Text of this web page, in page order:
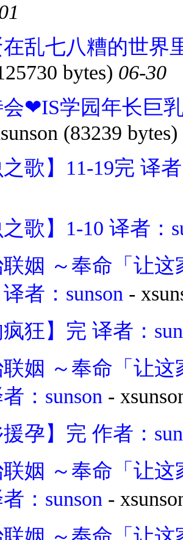
在乱七八糟的世界
bytes) 06-30
会❤IS学园年长巨
(83239 bytes)
之歌】11-19完 译
之歌】1-10 译者：
联姻 ～奉命「让
者：sunson -
疯狂】完 译者：
联姻 ～奉命「让
：sunson -
援孕】完 作者：
联姻 ～奉命「让
：sunson -